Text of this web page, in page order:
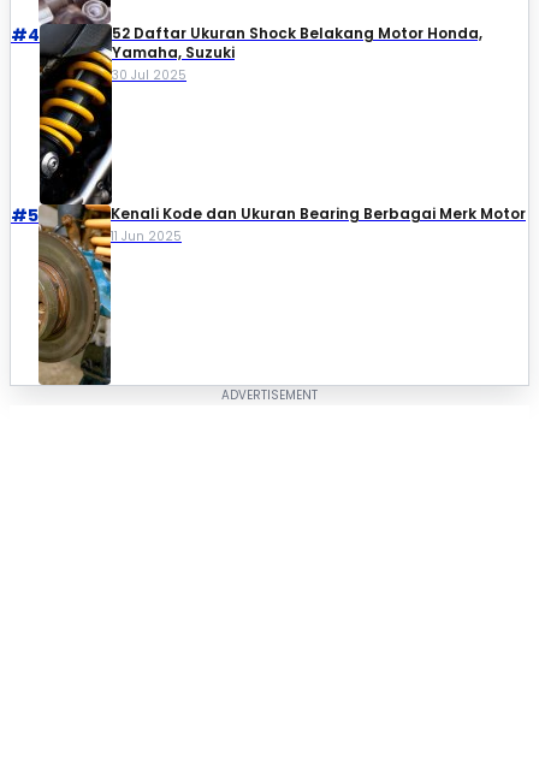
#4
52 Daftar Ukuran Shock Belakang Motor Honda,
Yamaha, Suzuki​
30 Jul 2025
#5 Kenali Kode dan Ukuran Bearing Berbagai Merk Motor
11 Jun 2025